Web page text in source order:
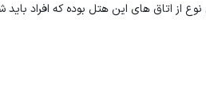
از اتاق های این هتل بوده که افراد